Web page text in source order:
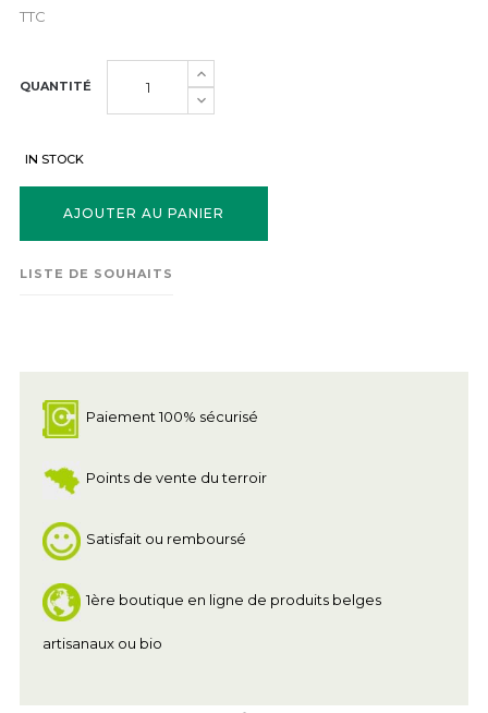
TTC
QUANTITÉ
IN STOCK
AJOUTER AU PANIER
LISTE DE SOUHAITS
Paiement 100% sécurisé
Points de vente du terroir
Satisfait ou remboursé
1ère boutique en ligne de produits belges
artisanaux ou bio